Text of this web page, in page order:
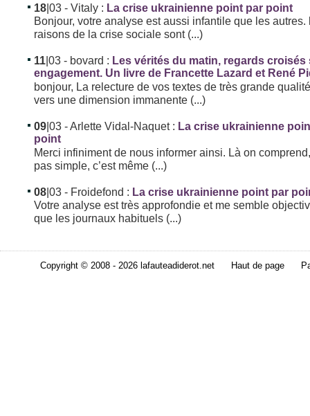
18|03 - Vitaly : La crise ukrainienne point par point
Bonjour, votre analyse est aussi infantile que les autres.
raisons de la crise sociale sont (...)
11|03 - bovard : Les vérités du matin, regards croisés
engagement. Un livre de Francette Lazard et René
bonjour, La relecture de vos textes de très grande
vers une dimension immanente (...)
09|03 - Arlette Vidal-Naquet : La crise ukrainienne
point
Merci infiniment de nous informer ainsi. Là on
pas simple, c’est même (...)
08|03 - Froidefond : La crise ukrainienne point par
Votre analyse est très approfondie et me semble
que les journaux habituels (...)
Copyright © 2008 - 2026 lafauteadiderot.net Haut de page